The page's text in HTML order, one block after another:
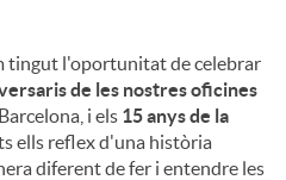
tingut l'oportunitat de celebrar
de les nostres oficines
Barcelona, ​​i els 15 anys de la
ells reflex d'una història
diferent de fer i entendre les